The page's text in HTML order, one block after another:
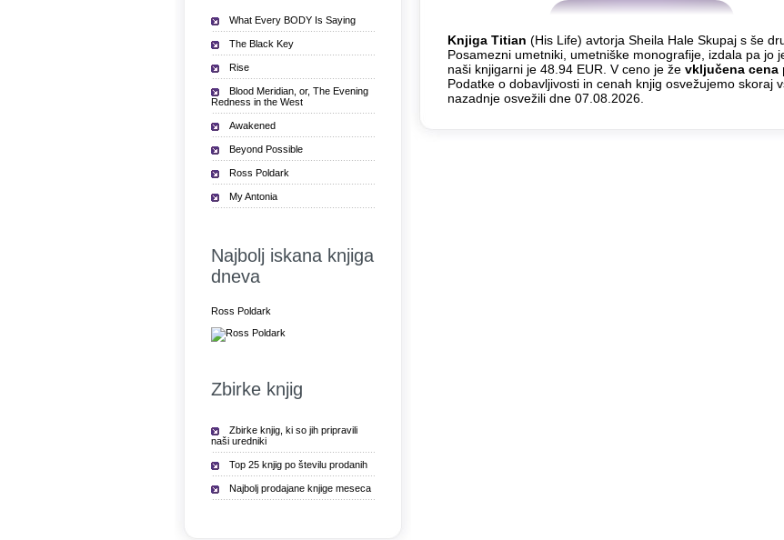
Knjiga Titian (His Life) avtorja Sheila Hale Skupaj s še
Posamezni umetniki, umetniške monografije, izdala pa jo
naši knjigarni je 48.94 EUR. V ceno je že vključena cena
Podatke o dobavljivosti in cenah knjig osvežujemo skoraj
nazadnje osvežili dne 07.08.2026.
What Every BODY Is Saying
The Black Key
Rise
Blood Meridian, or, The Evening
Redness in the West
Awakened
Beyond Possible
Ross Poldark
My Antonia
Najbolj iskana knjiga
dneva
Ross Poldark
Zbirke knjig
Zbirke knjig, ki so jih pripravili
naši uredniki
Top 25 knjig po številu prodanih
Najbolj prodajane knjige meseca